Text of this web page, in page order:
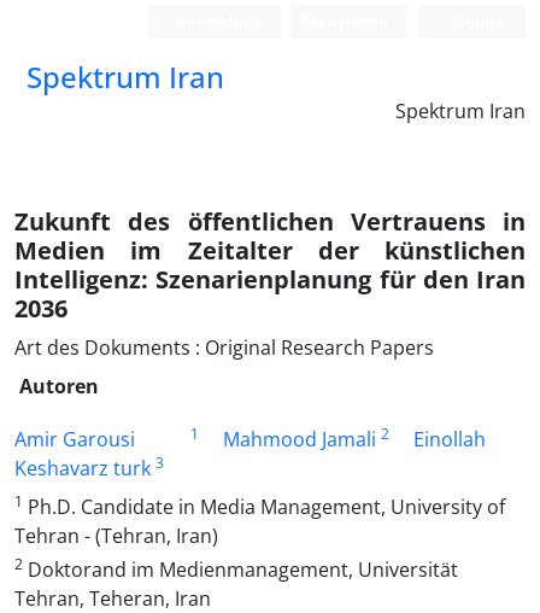
Spektrum Iran
Spektrum Iran
Zukunft des öffentlichen Vertrauens in
Medien im Zeitalter der künstlichen
Intelligenz: Szenarienplanung für den Iran
2036
Art des Dokuments : Original Research Papers
Autoren
Amir Garousi
1 Mahmood Jamali 2
Einollah
Keshavarz turk 3
1 Ph.D. Candidate in Media Management, University of
Tehran - (Tehran, Iran)
2 Doktorand im Medienmanagement, Universität
Tehran, Teheran, Iran